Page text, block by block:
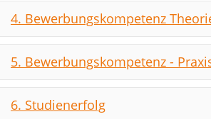
4. Bewerbungskompetenz
5. Bewerbungskompetenz -
6. Studienerfolg